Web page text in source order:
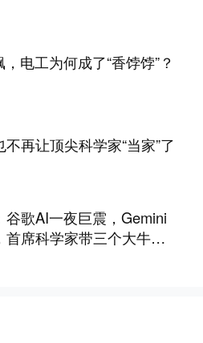
电工为何成了“香饽饽”？
不再让顶尖科学家“当家”了
谷歌AI一夜巨震，Gemini
首席科学家带三个大牛出